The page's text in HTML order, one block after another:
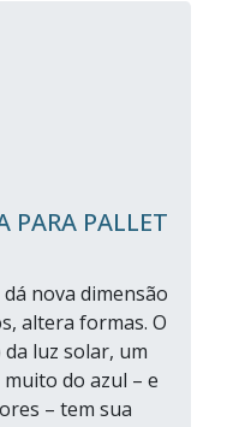
PARA PALLET
nova dimensão
altera formas. O
luz solar, um
do azul – e
– tem sua